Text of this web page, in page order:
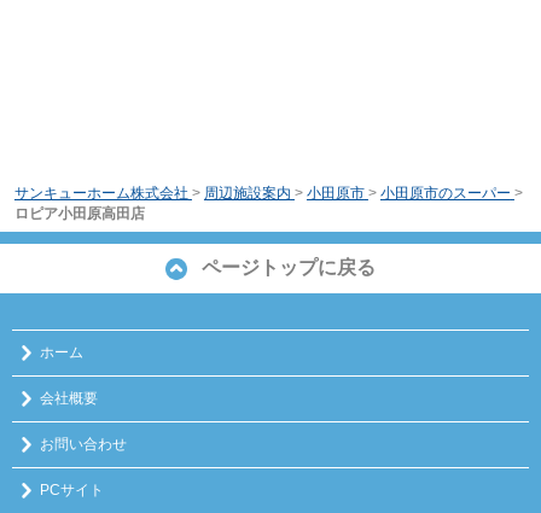
サンキューホーム株式会社 > 周辺施設案内 > 小田原市 > 小田原市のスーパー >
ロピア小田原高田店
ページトップに戻る
ホーム
会社概要
お問い合わせ
PCサイト